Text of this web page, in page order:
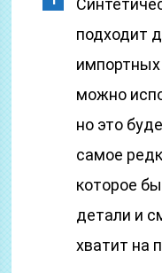
подходит
импортных
можно
но это
самое
которое
детали и
хватит на